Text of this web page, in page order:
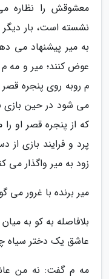
معشوقش را نظاره
نشسته است، بار دیگر
به میر پیشنهاد می
عوض کنند؛ میر و مه
م روبه روی پنجره قصر
می شود در حین بازی
که از پنجره قصر
پرد و فرایند بازی
زود به میر واگذار می
میر برنده با غرور می
بلافاصله به کو به
عاشق یک دختر سیاه
مه م گفت: نه من